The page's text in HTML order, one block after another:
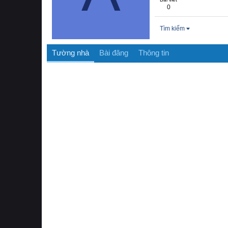
0
Tìm kiếm
Tường nhà Bài đăng Thông tin